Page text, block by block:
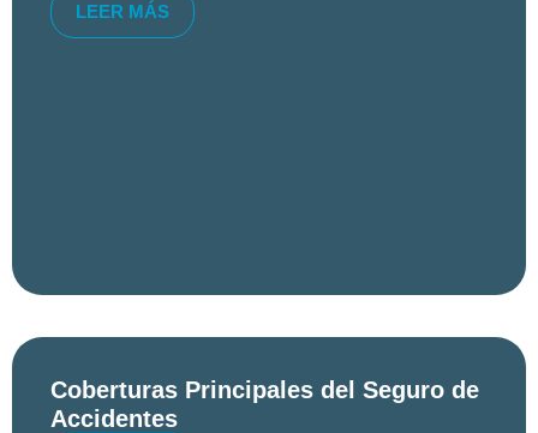
LEER MÁS
Coberturas Principales del Seguro de
Accidentes